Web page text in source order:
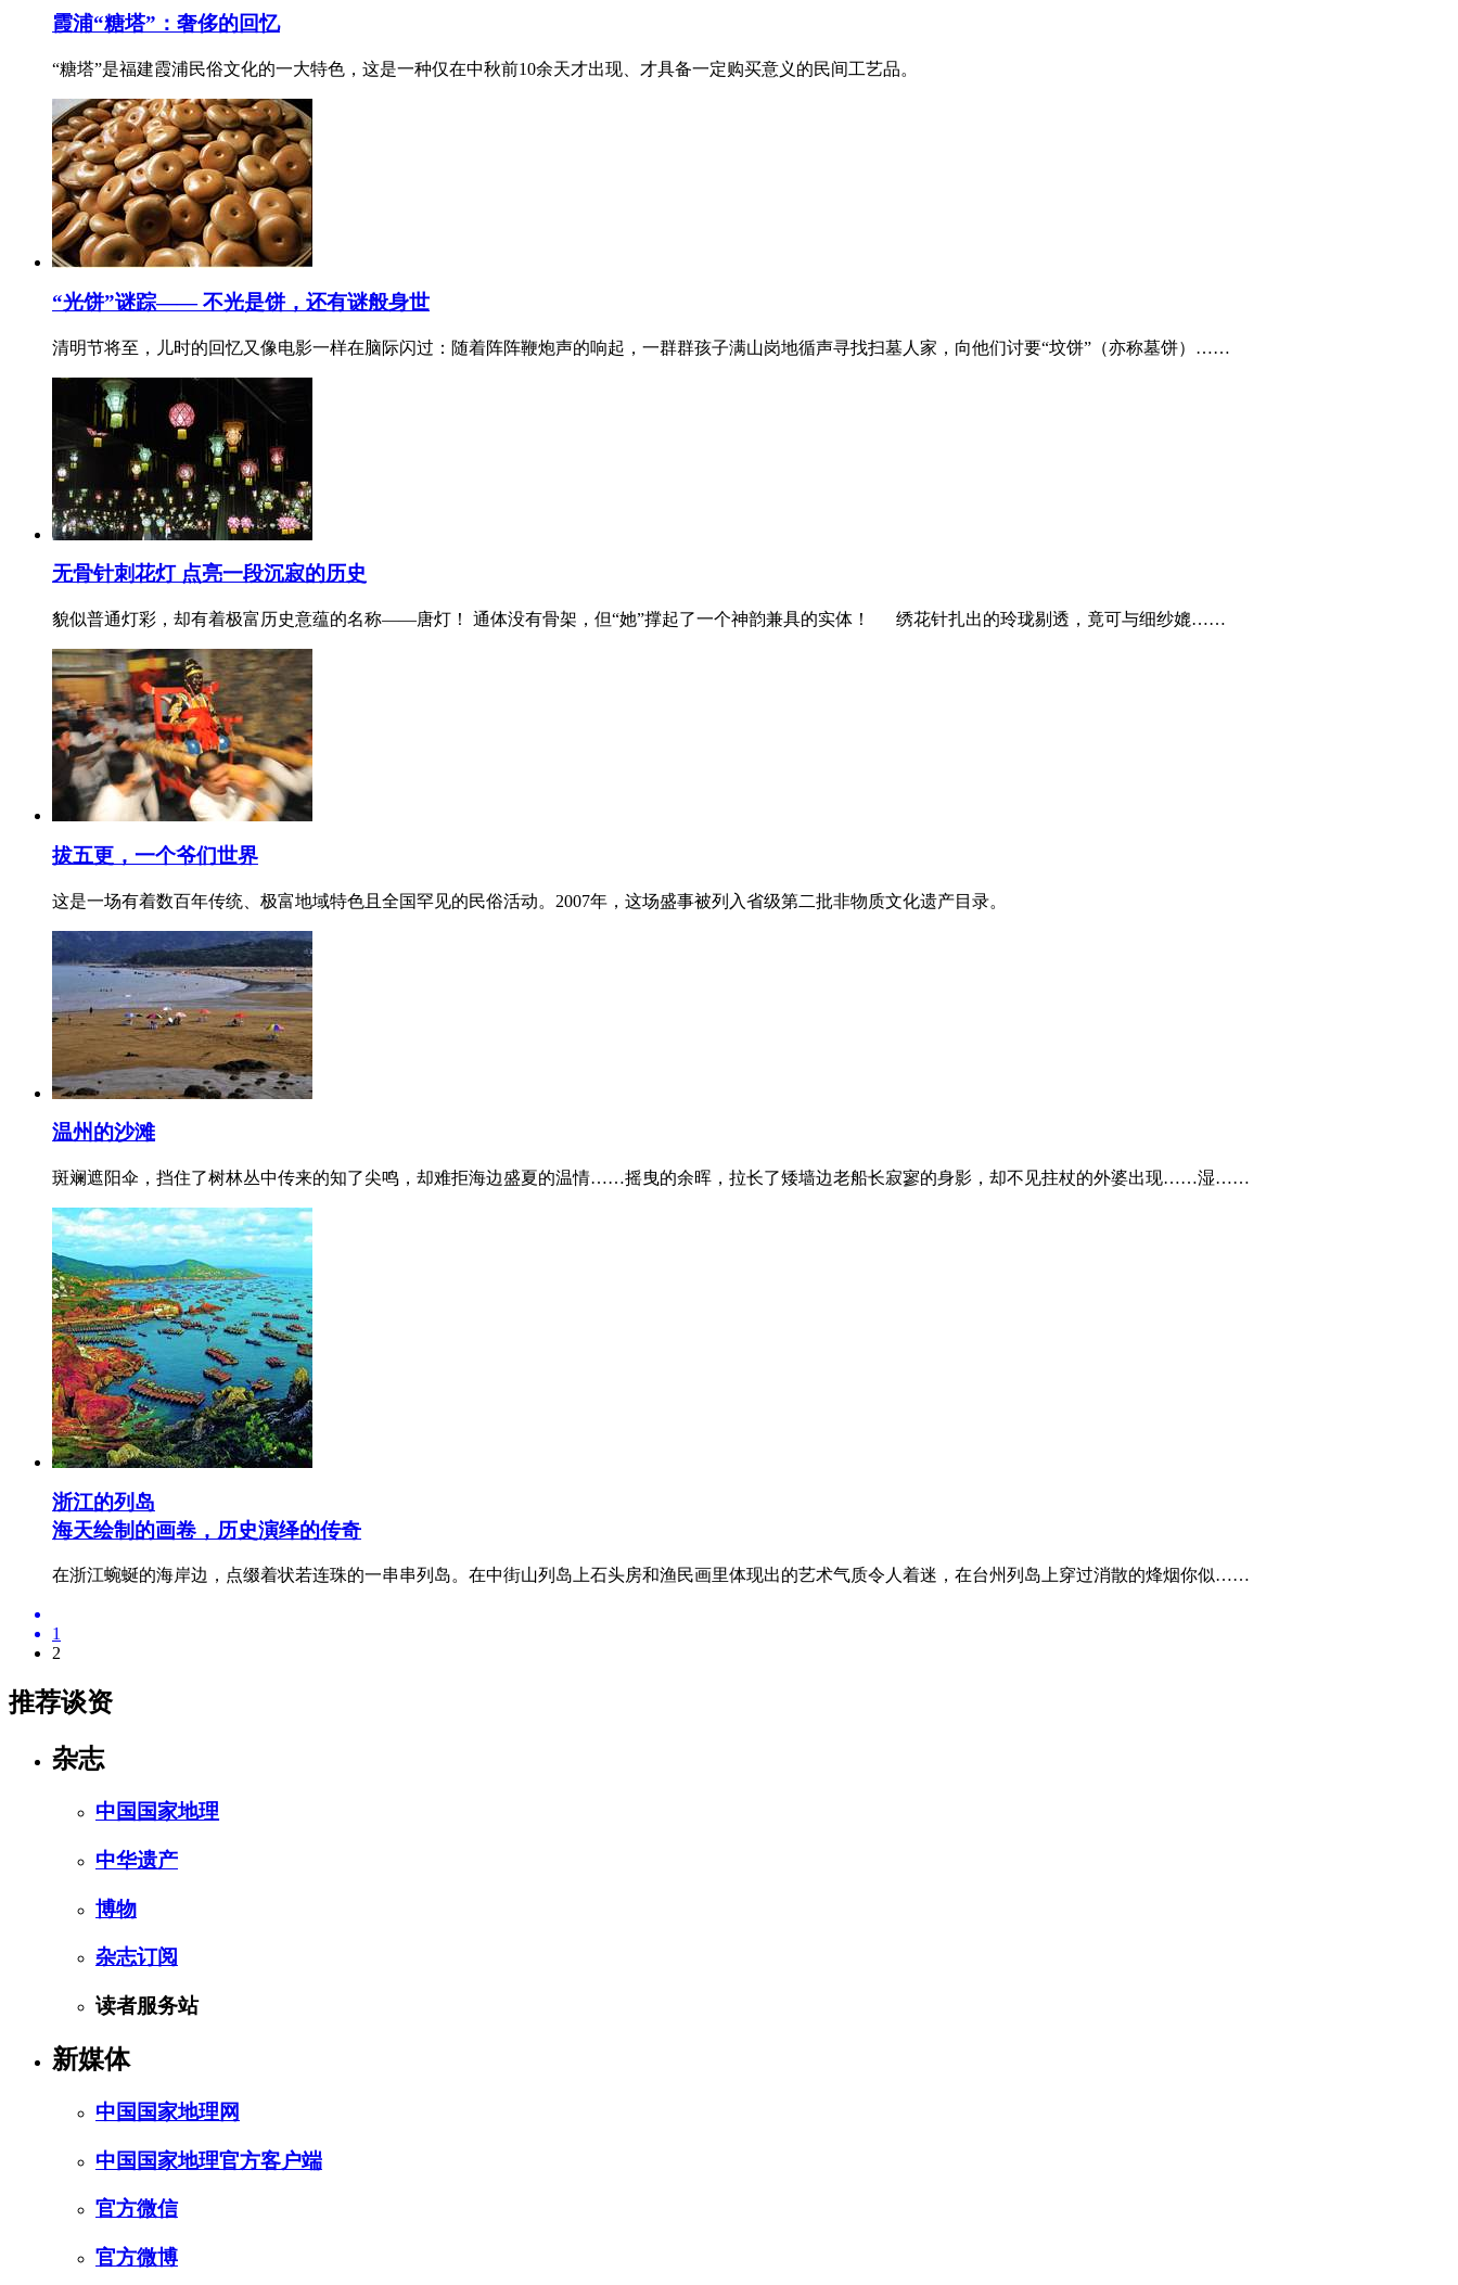
霞浦“糖塔”：奢侈的回忆
“糖塔”是福建霞浦民俗文化的一大特色，这是一种仅在中秋前10余天才出现、才具备一定购买意义的民间工艺品。
“光饼”谜踪—— 不光是饼，还有谜般身世
清明节将至，儿时的回忆又像电影一样在脑际闪过：随着阵阵鞭炮声的响起，一群群孩子满山岗地循声寻找扫墓人家，向他们讨要“坟饼”（亦称墓饼）……
无骨针刺花灯 点亮一段沉寂的历史
貌似普通灯彩，却有着极富历史意蕴的名称——唐灯！ 通体没有骨架，但“她”撑起了一个神韵兼具的实体！ 绣花针扎出的玲珑剔透，竟可与细纱媲……
拔五更，一个爷们世界
这是一场有着数百年传统、极富地域特色且全国罕见的民俗活动。2007年，这场盛事被列入省级第二批非物质文化遗产目录。
温州的沙滩
斑斓遮阳伞，挡住了树林丛中传来的知了尖鸣，却难拒海边盛夏的温情……摇曳的余晖，拉长了矮墙边老船长寂寥的身影，却不见拄杖的外婆出现……湿……
浙江的列岛
海天绘制的画卷，历史演绎的传奇
在浙江蜿蜒的海岸边，点缀着状若连珠的一串串列岛。在中街山列岛上石头房和渔民画里体现出的艺术气质令人着迷，在台州列岛上穿过消散的烽烟你似……
1
2
推荐谈资
杂志
中国国家地理
中华遗产
博物
杂志订阅
读者服务站
新媒体
中国国家地理网
中国国家地理官方客户端
官方微信
官方微博